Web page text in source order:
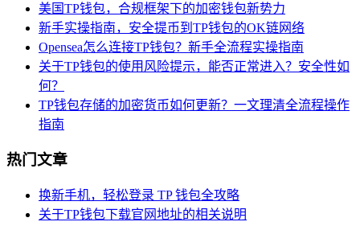
美国TP钱包，合规框架下的加密钱包新势力
新手实操指南，安全提币到TP钱包的OK链网络
Opensea怎么连接TP钱包？新手全流程实操指南
关于TP钱包的使用风险提示，能否正常进入？安全性如
何？
TP钱包存储的加密货币如何更新？一文理清全流程操作
指南
热门文章
换新手机，轻松登录 TP 钱包全攻略
关于TP钱包下载官网地址的相关说明